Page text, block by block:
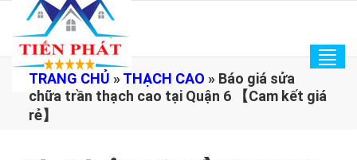
TRANG CHỦ »THẠCH CAO » Báo giá sửa
chữa trần thạch cao tại Quận 6 【Cam kết giá
rẻ】